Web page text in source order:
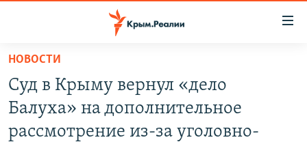
Вернуться
основному
содержанию
Вернутся
СПЕЦПРОЕКТЫ
ВОДА
НОВОСТИ
Суд в Крыму вернул «дело
Балуха» на дополнительное
рассмотрение из-за уголовно-